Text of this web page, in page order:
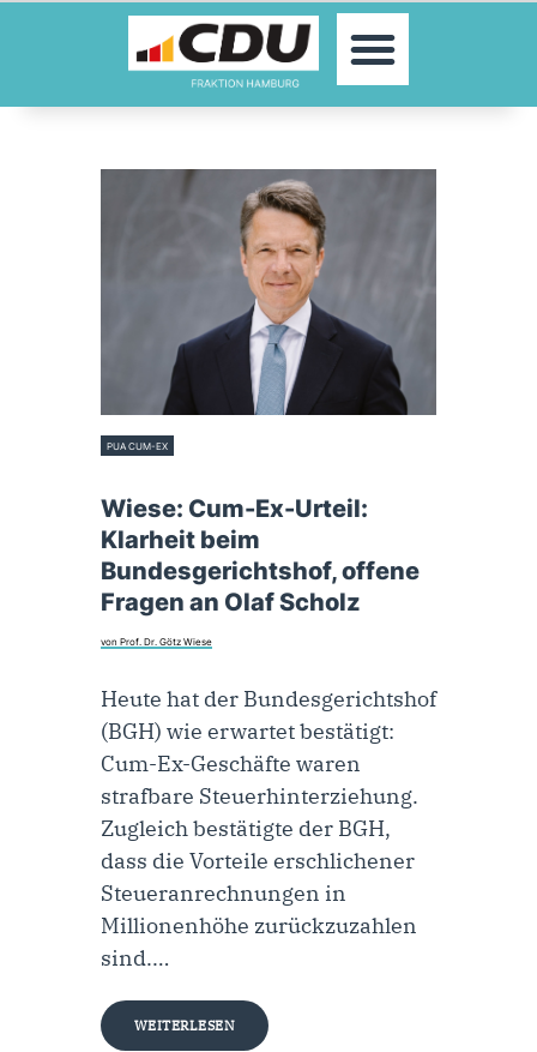
MOIN!
THEMEN
KONTAKT
PUA CUM-EX
Wiese: Cum-Ex-Urteil:
Klarheit beim
Bundesgerichtshof, offene
Fragen an Olaf Scholz
von Prof. Dr. Götz Wiese
Heute hat der Bundesgerichtshof
(BGH) wie erwartet bestätigt:
Cum-Ex-Geschäfte waren
strafbare Steuerhinterziehung.
Zugleich bestätigte der BGH,
dass die Vorteile erschlichener
Steueranrechnungen in
Millionenhöhe zurückzuzahlen
sind.…
WEITERLESEN